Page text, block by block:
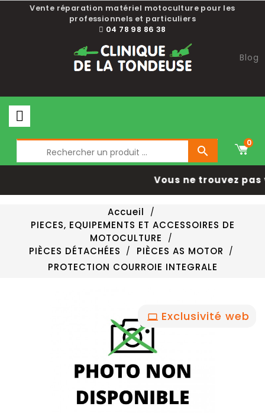
Vente réparation matériel motoculture pour les
professionnels et particuliers
04 78 98 86 38
Blog

0
Vous ne trouvez
Accueil
PIECES, EQUIPEMENTS ET ACCESSOIRES DE
MOTOCULTURE
PIÈCES DÉTACHÉES
PIÈCES AS MOTOR
PROTECTION COURROIE INTEGRALE
Exclusivité web